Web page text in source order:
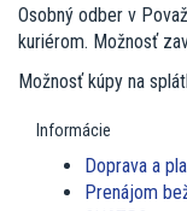
Osobný odber v
kuriérom. Možnosť
Možnosť kúpy na
Informácie
Doprava a
Prenájom